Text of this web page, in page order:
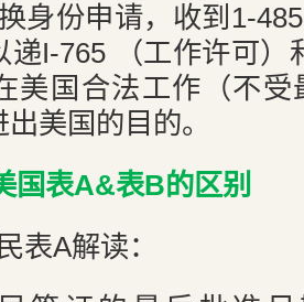
身份申请，收到1-
递I-765 （工作许可）
美国合法工作（不
美国的目的。
国表A&表B的区别
表A解读：